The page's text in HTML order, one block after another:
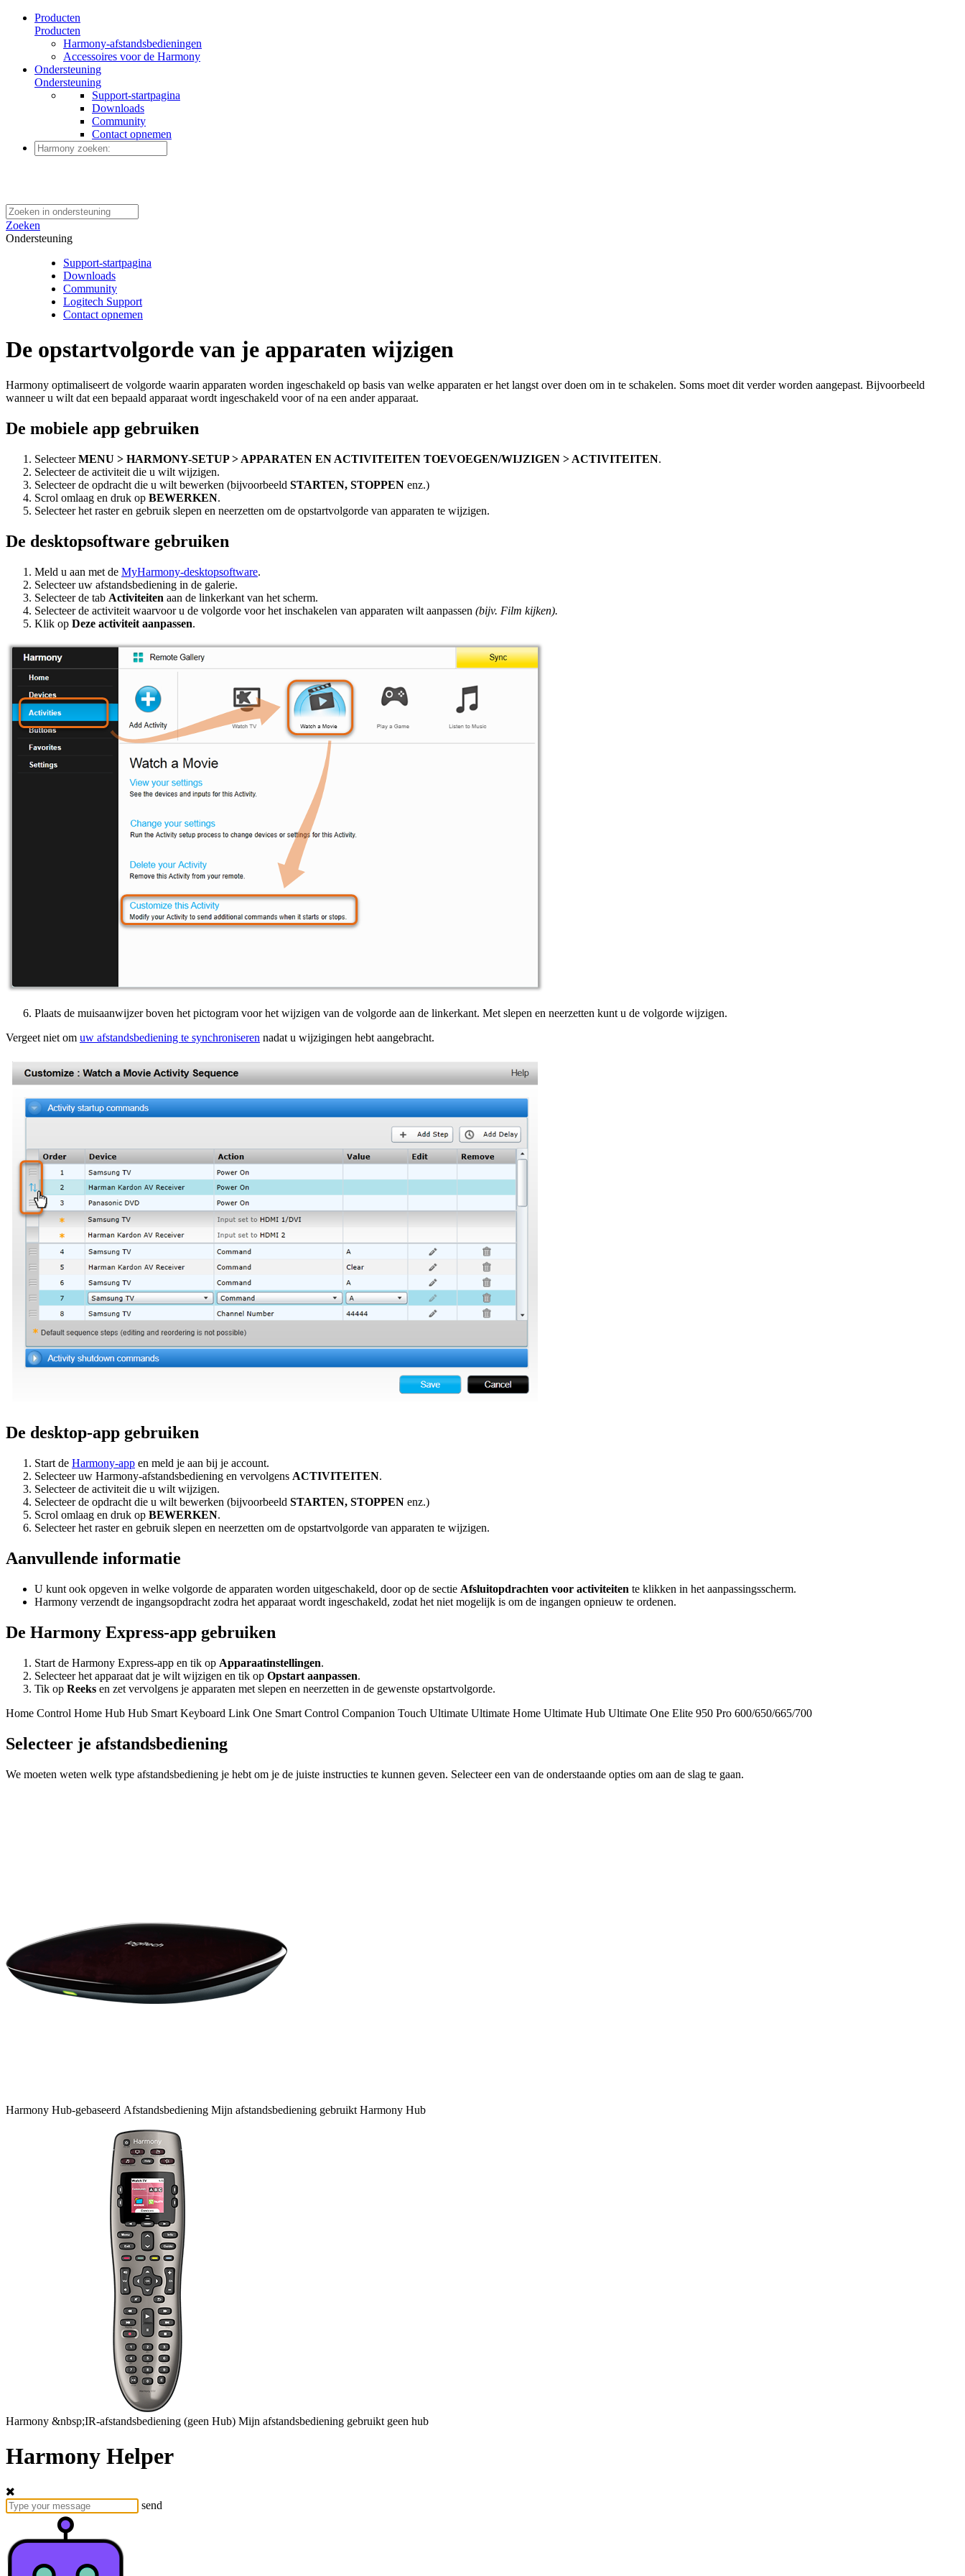
Producten
Producten
Harmony-afstandsbedieningen
Accessoires voor de Harmony
Ondersteuning
Ondersteuning
Support-startpagina
Downloads
Community
Contact opnemen
Zoeken
Ondersteuning
Support-startpagina
Downloads
Community
Logitech Support
Contact opnemen
De opstartvolgorde van je apparaten wijzigen
Harmony optimaliseert de volgorde waarin apparaten worden ingeschakeld op basis van welke apparaten er het langst over doen om in te schakelen. Soms moet dit verder worden aangepast. Bijvoorbeeld
wanneer u wilt dat een bepaald apparaat wordt ingeschakeld voor of na een ander apparaat.
De mobiele app gebruiken
SelecteerMENU > HARMONY-SETUP > APPARATEN EN ACTIVITEITEN TOEVOEGEN/WIJZIGEN > ACTIVITEITEN.
Selecteer de activiteit die u wilt wijzigen.
Selecteer de opdracht die u wilt bewerken (bijvoorbeeld STARTEN, STOPPEN enz.)
Scrol omlaag en druk op BEWERKEN.
Selecteer het raster en gebruik slepen en neerzetten om de opstartvolgorde van apparaten te wijzigen.
De desktopsoftware gebruiken
Meld u aan met de MyHarmony-desktopsoftware.
Selecteer uw afstandsbediening in de galerie.
Selecteer de tab Activiteiten aan de linkerkant van het scherm.
Selecteer de activiteit waarvoor u de volgorde voor het inschakelen van apparaten wilt aanpassen (bijv. Film kijken).
Klik op Deze activiteit aanpassen.
Plaats de muisaanwijzer boven het pictogram voor het wijzigen van de volgorde aan de linkerkant. Met slepen en neerzetten kunt u de volgorde wijzigen.
Vergeet niet om uw afstandsbediening te synchroniseren nadat u wijzigingen hebt aangebracht.
De desktop-app gebruiken
Start de Harmony-app en meld je aan bij je account.
Selecteer uw Harmony-afstandsbediening en vervolgens ACTIVITEITEN.
Selecteer de activiteit die u wilt wijzigen.
Selecteer de opdracht die u wilt bewerken (bijvoorbeeld STARTEN, STOPPEN enz.)
Scrol omlaag en druk op BEWERKEN.
Selecteer het raster en gebruik slepen en neerzetten om de opstartvolgorde van apparaten te wijzigen.
Aanvullende informatie
U kunt ook opgeven in welke volgorde de apparaten worden uitgeschakeld, door op de sectie Afsluitopdrachten voor activiteiten te klikken in het aanpassingsscherm.
Harmony verzendt de ingangsopdracht zodra het apparaat wordt ingeschakeld, zodat het niet mogelijk is om de ingangen opnieuw te ordenen.
De Harmony Express-app gebruiken
Start de Harmony Express-app en tik op Apparaatinstellingen.
Selecteer het apparaat dat je wilt wijzigen en tik op Opstart aanpassen.
Tik op Reeks en zet vervolgens je apparaten met slepen en neerzetten in de gewenste opstartvolgorde.
Home Control Home Hub Hub Smart Keyboard Link One Smart Control Companion Touch Ultimate Ultimate Home Ultimate Hub Ultimate One Elite 950 Pro 600/650/665/700
Selecteer je afstandsbediening
We moeten weten welk type afstandsbediening je hebt om je de juiste instructies te kunnen geven. Selecteer een van de onderstaande opties om aan de slag te gaan.
Harmony Hub-gebaseerd Afstandsbediening Mijn afstandsbediening gebruikt Harmony Hub
Harmony &nbsp;IR-afstandsbediening (geen Hub) Mijn afstandsbediening gebruikt geen hub
Harmony Helper
send